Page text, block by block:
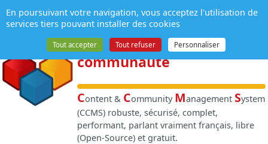
NPDS:Gestion de
contenuet de
communauté
Content & Community Management System
(CCMS) robuste, sécurisé, complet,
performant, parlant vraiment français, libre
(Open-Source) et gratuit.
Panneau de gestion des cookies
En poursuivant votre navigation, vous acceptez l'utilisation de
services tiers pouvant installer des cookies
Tout accepter Tout refuser Personnaliser